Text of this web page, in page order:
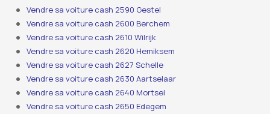
Vendre sa voiture cash 2590 Gestel
Vendre sa voiture cash 2600 Berchem
Vendre sa voiture cash 2610 Wilrijk
Vendre sa voiture cash 2620 Hemiksem
Vendre sa voiture cash 2627 Schelle
Vendre sa voiture cash 2630 Aartselaar
Vendre sa voiture cash 2640 Mortsel
Vendre sa voiture cash 2650 Edegem